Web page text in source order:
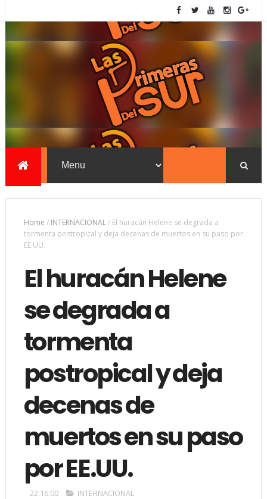
Home / INTERNACIONAL/ El huracán Helene se degrada a
tormenta postropical y deja decenas de muertos en su paso por
EE.UU.
El huracán Helene
se degrada a
tormenta
postropical y deja
decenas de
muertos en su paso
por EE.UU.
22:16:00 INTERNACIONAL